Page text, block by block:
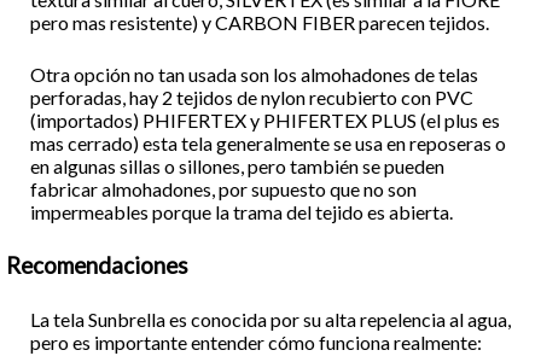
pero mas resistente) y CARBON FIBER parecen tejidos.
Otra opción no tan usada son los almohadones de telas
perforadas, hay 2 tejidos de nylon recubierto con PVC
(importados) PHIFERTEX y PHIFERTEX PLUS (el plus es
mas cerrado) esta tela generalmente se usa en reposeras o
en algunas sillas o sillones, pero también se pueden
fabricar almohadones, por supuesto que no son
impermeables porque la trama del tejido es abierta.
Recomendaciones
La tela Sunbrella es conocida por su alta repelencia al agua,
pero es importante entender cómo funciona realmente: